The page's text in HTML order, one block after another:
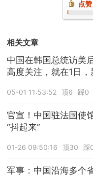
点赞
相关文章
中国在韩国总统访美
高度关注，就在1日
05-01 11:53:52 顶6 踩0
官宣！中国驻法国使
“抖起来”
01-26 09:50:16 顶30 踩
军事：中国沿海多个